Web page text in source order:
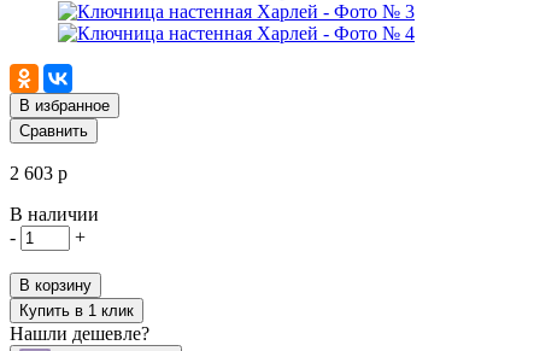
В избранное
Сравнить
2 603 р
В наличии
-
+
В корзину
Купить в 1 клик
Нашли дешевле?